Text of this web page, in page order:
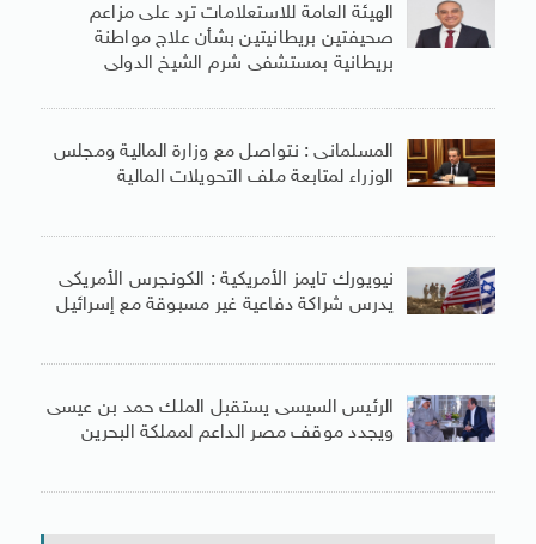
الهيئة العامة للاستعلامات ترد على مزاعم
صحيفتين بريطانيتين بشأن علاج مواطنة
بريطانية بمستشفى شرم الشيخ الدولى
المسلمانى : نتواصل مع وزارة المالية ومجلس
الوزراء لمتابعة ملف التحويلات المالية
نيويورك تايمز الأمريكية : الكونجرس الأمريكى
يدرس شراكة دفاعية غير مسبوقة مع إسرائيل
الرئيس السيسى يستقبل الملك حمد بن عيسى
ويجدد موقف مصر الداعم لمملكة البحرين